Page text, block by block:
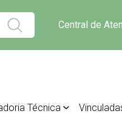
Central de
Técnica